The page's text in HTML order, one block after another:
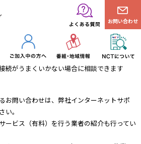
お問い合わせ
続がうまくいかない場合に相談できます
お問い合わせは、弊社インターネットサポ
。
ービス（有料）を行う業者の紹介も行ってい